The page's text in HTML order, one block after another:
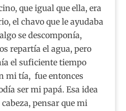
que igual que ella, era
el chavo que le ayudaba
se descomponía,
repartía el agua, pero
el suficiente tiempo
mi tía, fue entonces
ser mi papá. Esa idea
pensar que mi